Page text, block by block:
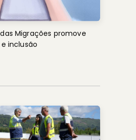
Migrações promove
inclusão